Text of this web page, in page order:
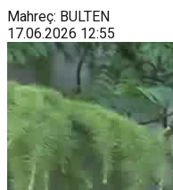
Mahreç: BULTEN
17.06.2026 12:55